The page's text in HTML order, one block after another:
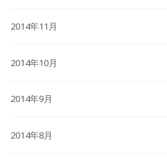
2014年11月
2014年10月
2014年9月
2014年8月